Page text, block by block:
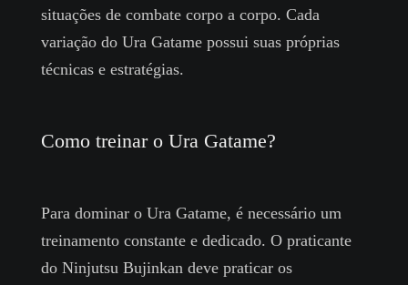
situações de combate corpo a corpo. Cada
variação do Ura Gatame possui suas próprias
técnicas e estratégias.
Como treinar o Ura Gatame?
Para dominar o Ura Gatame, é necessário um
treinamento constante e dedicado. O praticante
do Ninjutsu Bujinkan deve praticar os